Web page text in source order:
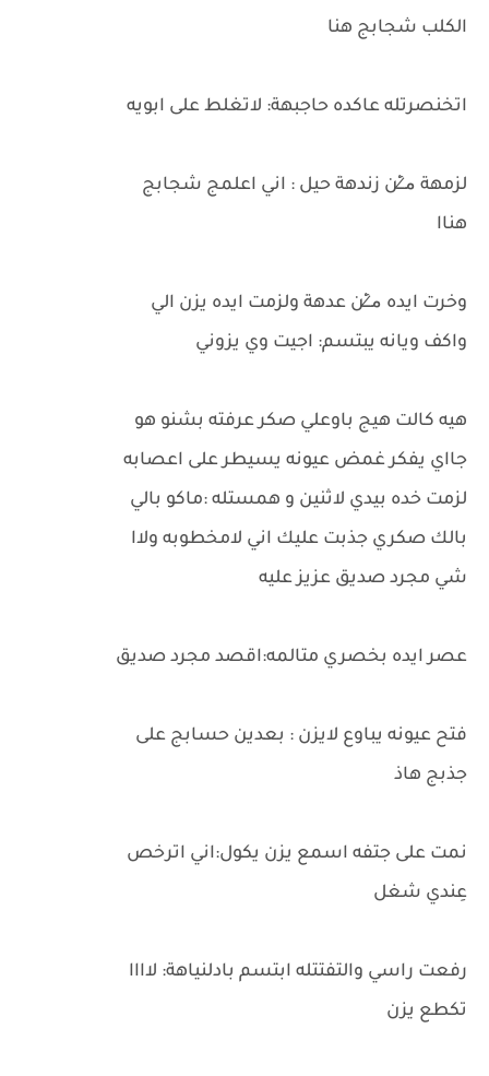
الكلب شجابج هنا
اتخنصرتله عاكده حاجبهة: لاتغلط على ابويه
لزمهة م̷ـــِْن زندهة حيل : اني اعلمج شجابج
هناا
وخرت ايده م̷ـــِْن عدهة ولزمت ايده يزن الي
واكف ويانه يبتسم: اجيت وي يزوني
هيه كالت هيج باوعلي صكر عرفته بشنو هو
جااي يفكر غمض عيونه يسيطر على اعصابه
لزمت خده بيدي لاثنين و همستله :ماكو بالي
بالك صكري جذبت عليك اني لامخطوبه ولاا
شي مجرد صديق عزيز عليه
عصر ايده بخصري متالمه:اقصد مجرد صديق
فتح عيونه يباوع لايزن : بعدين حسابج على
جذبج هاذ
نمت على جتفه اسمع يزن يكول:اني اترخص
عِندي شغل
رفعت راسي والتفتتله ابتسم بادلنياهة: لاااا
تكطع يزن